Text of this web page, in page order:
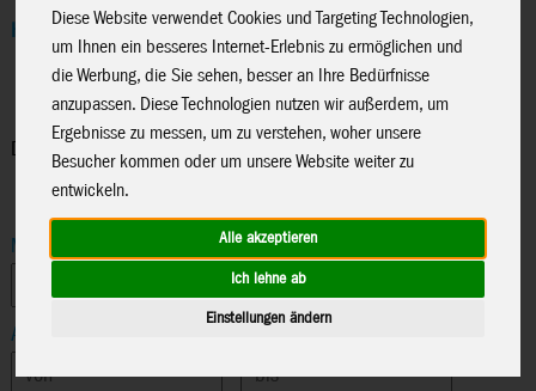
Diese Website verwendet Cookies und Targeting Technologien,
um Ihnen ein besseres Internet-Erlebnis zu ermöglichen und
die Werbung, die Sie sehen, besser an Ihre Bedürfnisse
anzupassen. Diese Technologien nutzen wir außerdem, um
Ergebnisse zu messen, um zu verstehen, woher unsere
Besucher kommen oder um unsere Website weiter zu
entwickeln.
Alle akzeptieren
Ich lehne ab
Einstellungen ändern
Home >Spielwaren>Dream Beams>Dream Beams Serie 4
Dream Beams Serie 4
Marke
Altersempfehlung
-